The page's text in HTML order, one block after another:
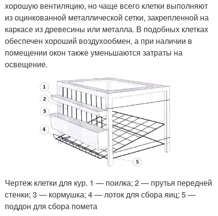
хорошую вентиляцию, но чаще всего клетки выполняют
из оцинкованной металлической сетки, закрепленной на
каркасе из древесины или металла. В подобных клетках
обеспечен хороший воздухообмен, а при наличии в
помещении окон также уменьшаются затраты на
освещение.
Чертеж клетки для кур. 1 — поилка; 2 — прутья передней
стенки; 3 — кормушка; 4 — лоток для сбора яиц; 5 —
поддон для сбора помета